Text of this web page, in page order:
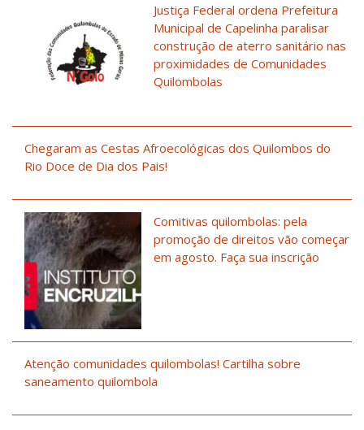
Justiça Federal ordena Prefeitura
Municipal de Capelinha paralisar
construção de aterro sanitário nas
proximidades de Comunidades
Quilombolas
Chegaram as Cestas Afroecológicas dos Quilombos do
Rio Doce de Dia dos Pais!
Comitivas quilombolas: pela
promoção de direitos vão começar
em agosto. Faça sua inscrição
Atenção comunidades quilombolas! Cartilha sobre
saneamento quilombola